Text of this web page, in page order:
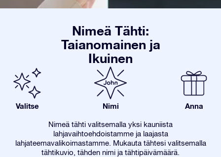
Nimeä Tähti:
Taianomainen ja
Ikuinen
Valitse Nimi Anna
Nimeä tähti valitsemalla yksi kauniista
lahjavaihtoehdoistamme ja laajasta
lahjateemavalikoimastamme. Mukauta tähtesi valitsemalla
tähtikuvio, tähden nimi ja tähtipäivämäärä.